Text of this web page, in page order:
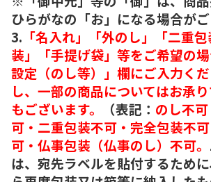
ひらがなの「お」になる場合がご
3. 「名入れ」「外のし」「二重
装」「手提げ袋」等をご希望の
設定（のし等）」欄にご入力く
し、一部の商品についてはお承
もございます。
（表記： のし不
可・二重包装不可・完全包装不
可・仏事包装（仏事のし）不可。
は、宛先ラベルを貼付するため